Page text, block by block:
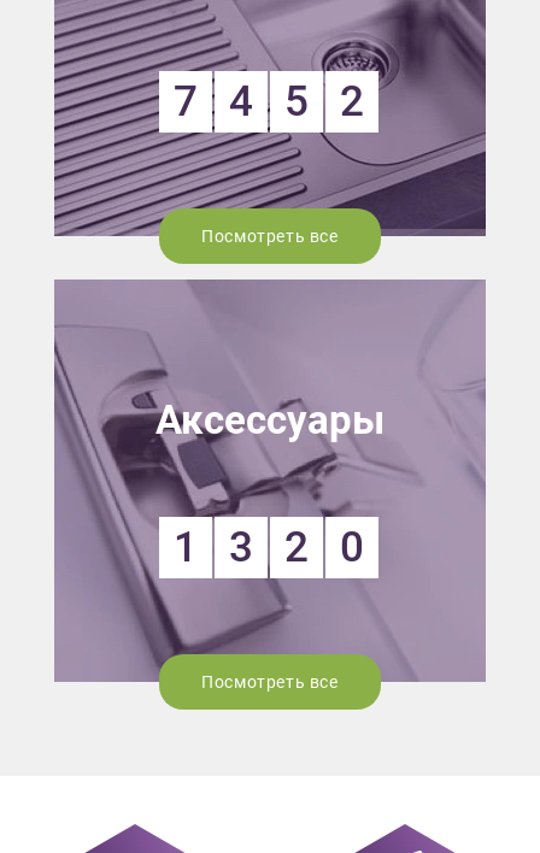
7 4 5 2
Посмотреть все
Аксессуары
1 3 2 0
Посмотреть все